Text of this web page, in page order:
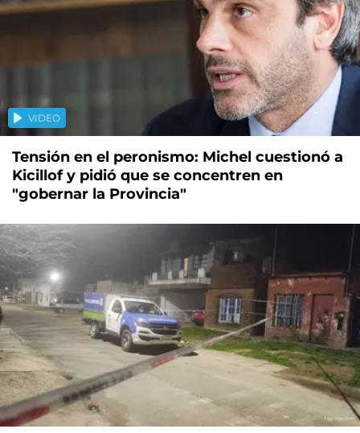
VIDEO
Tensión en el peronismo: Michel cuestionó a
Kicillof y pidió que se concentren en
"gobernar la Provincia"